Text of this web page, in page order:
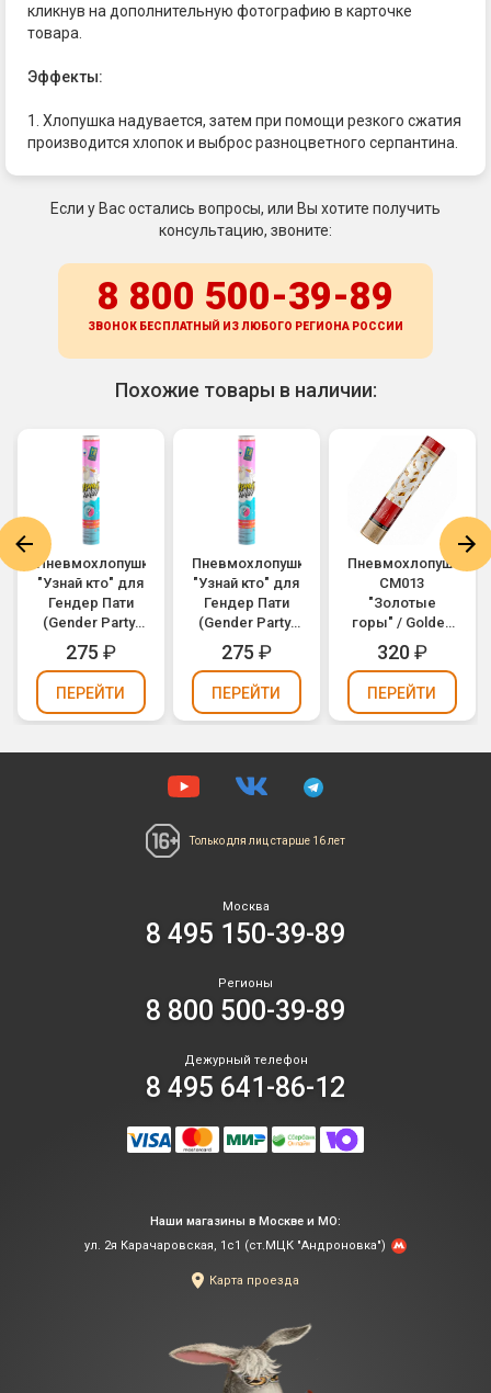
кликнув на дополнительную фотографию в карточке
товара.
Эффекты:
1. Хлопушка надувается, затем при помощи резкого сжатия
производится хлопок и выброс разноцветного серпантина.
Если у Вас остались вопросы, или Вы хотите получить
консультацию, звоните:
8 800 500-39-89
ЗВОНОК БЕСПЛАТНЫЙ ИЗ ЛЮБОГО РЕГИОНА РОССИИ
Похожие товары в наличии:
Пневмохлопушка
"Узнай кто" для
Гендер Пати
(Gender Party)
(девочка,
розовое
бумажное
конфетти) 30см
275 ₽
ПЕРЕЙТИ
Пневмохлопушка
"Узнай кто" для
Гендер Пати
(Gender Party)
(мальчик,
голубое
бумажное
конфетти) 30см
275 ₽
ПЕРЕЙТИ
Пневмохлопушка
CM013
"Золотые
горы" / Golden
Hills (золотое
конфетти,
фольга) 30см
320₽
ПЕРЕЙТИ
Только для лиц старше 16 лет
Москва
8 495 150-39-89
Регионы
8 800 500-39-89
Дежурный телефон
8 495 641-86-12
Наши магазины в Москве и МО:
ул. 2я Карачаровская, 1с1 (ст.МЦК "Андроновка")
Карта проезда